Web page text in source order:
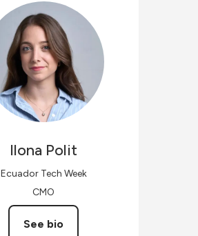
Ilona Polit
Ecuador Tech Week
CMO
See bio